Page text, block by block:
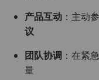
产品互动 ：主动
议
团队协调 ：在紧
量